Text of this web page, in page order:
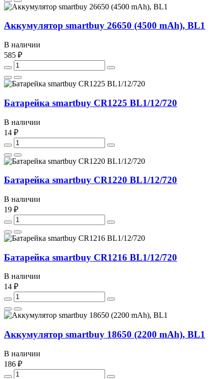
Аккумулятор smartbuy 26650 (4500 mAh), BL1
В наличии
585 ₽
Батарейка smartbuy CR1225 BL1/12/720
В наличии
14 ₽
Батарейка smartbuy CR1220 BL1/12/720
В наличии
19 ₽
Батарейка smartbuy CR1216 BL1/12/720
В наличии
14 ₽
Аккумулятор smartbuy 18650 (2200 mAh), BL1
В наличии
186 ₽